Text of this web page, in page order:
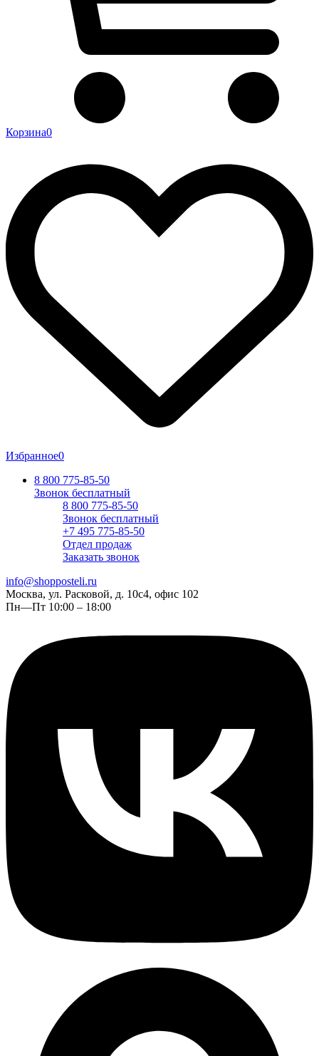
Корзина0
Избранное0
8 800 775-85-50
Звонок бесплатный
8 800 775-85-50
Звонок бесплатный
+7 495 775-85-50
Отдел продаж
Заказать звонок
info@shopposteli.ru
Москва, ул. Расковой, д. 10с4, офис 102
Пн—Пт 10:00 – 18:00